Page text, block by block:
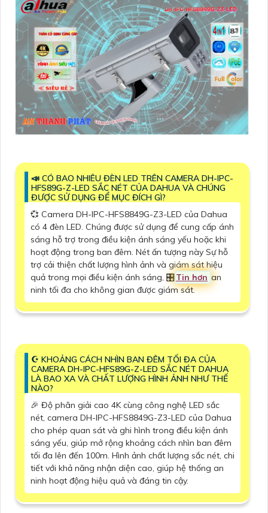
📣 CÓ BAO NHIÊU ĐÈN LED TRÊN CAMERA DH-IPC-
HFS89G-Z-LED SẮC NÉT CỦA DAHUA VÀ CHÚNG
ĐƯỢC SỬ DỤNG ĐỂ MỤC ĐÍCH GÌ?
💞 Camera DH-IPC-HFS8849G-Z3-LED của Dahua
có 4 đèn LED. Chúng được sử dụng để cung cấp ánh
sáng hỗ trợ trong điều kiện ánh sáng yếu hoặc khi
hoạt động trong ban đêm. Nét ấn tượng này Sự hỗ
trợ cải thiện chất lượng hình ảnh và giám sát hiệu
quả trong mọi điều kiện ánh sáng, 🎛Tin hơn an
ninh tối đa cho không gian được giám sát.
☪ KHOẢNG CÁCH NHÌN BAN ĐÊM TỐI ĐA CỦA
CAMERA DH-IPC-HFS89G-Z-LED SẮC NÉT DAHUA
LÀ BAO XA VÀ CHẤT LƯỢNG HÌNH ẢNH NHƯ THẾ
NÀO?
️🎉 Độ phân giải cao 4K cùng công nghệ LED sắc
nét, camera DH-IPC-HFS8849G-Z3-LED của Dahua
cho phép quan sát và ghi hình trong điều kiện ánh
sáng yếu, giúp mở rộng khoảng cách nhìn ban đêm
tối đa lên đến 100m. Hình ảnh chất lượng sắc nét, chi
tiết với khả năng nhận diện cao, giúp hệ thống an
ninh hoạt động hiệu quả và đáng tin cậy.